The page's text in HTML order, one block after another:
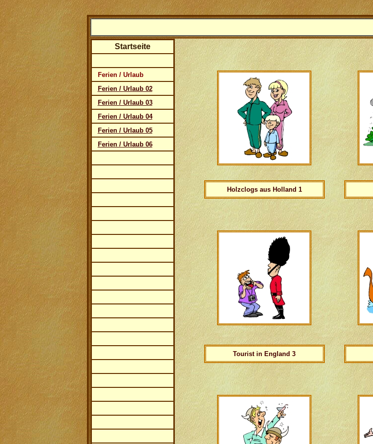
Startseite
Ferien / Urlaub
Ferien / Urlaub 02
Ferien / Urlaub 03
Ferien / Urlaub 04
Ferien / Urlaub 05
Ferien / Urlaub 06
Holzclogs aus Holland 1
Tourist in England 3